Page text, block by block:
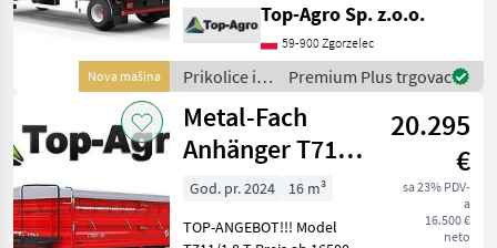
Prikolice I
Transportna
Platforme
Metal
Fach
ODABERITE
KATEGORIJU
Nova mašina
Ausstattung Technische
Daten: Nutzlast [kg] 7400
DMC [kg] 10 000
Eigengewicht
Top-Agro Sp. z.o.o.
59-900 Zgorzelec
Prikolice i
transportna
vozila /
Metal-Fach
Premium Plus trgovac
Metal-Fach
Anhänger T711/1
8 T
Dreiseitenkipper
20.295
€
sa 23% PDV-
a
16.500 €
neto
God. pr. 2024
16 m³
TOP-ANGEBOT!!! Model